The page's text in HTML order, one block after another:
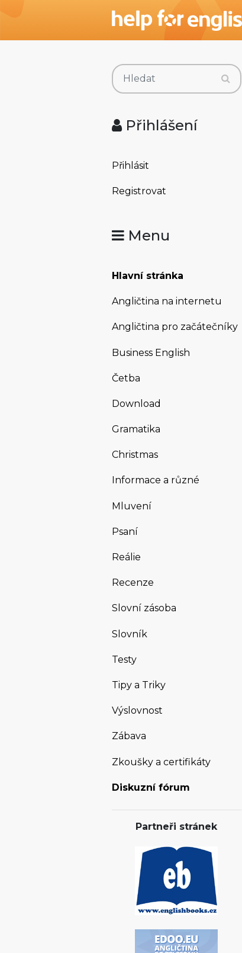
Přihlášení
Přihlásit
Registrovat
Menu
Hlavní stránka
Angličtina na internetu
Angličtina pro začátečníky
Business English
Četba
Download
Gramatika
Christmas
Informace a různé
Mluvení
Psaní
Reálie
Recenze
Slovní zásoba
Slovník
Testy
Tipy a Triky
Výslovnost
Zábava
Zkoušky a certifikáty
Diskuzní fórum
Partneři stránek